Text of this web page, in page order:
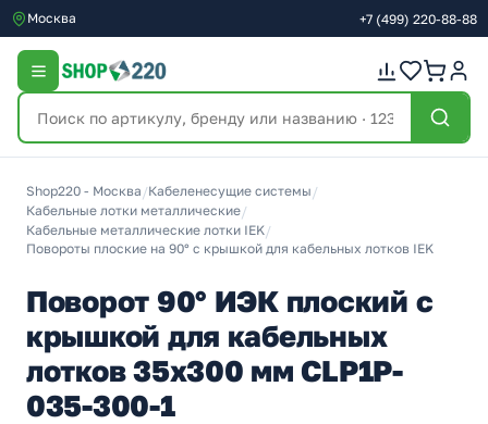
Москва +7 (499) 220-88-88
Shop220 - Москва /Кабеленесущие системы /
Кабельные лотки металлические/
Кабельные металлические лотки IEK/
Повороты плоские на 90° с крышкой для кабельных лотков IEK
Поворот 90° ИЭК плоский с
крышкой для кабельных
лотков 35х300 мм CLP1P-
035-300-1